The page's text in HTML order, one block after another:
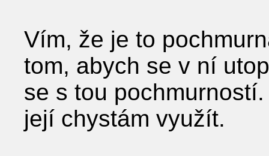
Vím, že je to
tom, abych se v ní
se s tou
její chystám využít.